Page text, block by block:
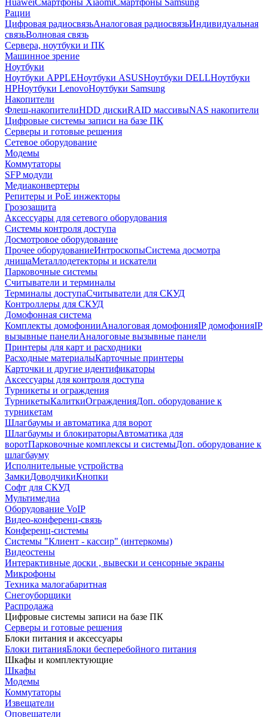
HuaweiСмартфоны XiaomiСмартфоны Samsung
Рации
Цифровая радиосвязьАналоговая радиосвязьИндивидуальная
связьВолновая связь
Сервера, ноутбуки и ПК
Машинное зрение
Ноутбуки
Ноутбуки APPLEНоутбуки ASUSНоутбуки DELLНоутбуки
HPНоутбуки LenovoНоутбуки Samsung
Накопители
Флеш-накопителиHDD дискиRAID массивыNAS накопители
Цифровые системы записи на базе ПК
Серверы и готовые решения
Сетевое оборудование
Модемы
Коммутаторы
SFP модули
Медиаконвертеры
Репитеры и PoE инжекторы
Грозозащита
Аксессуары для сетевого оборудования
Системы контроля доступа
Досмотровое оборудование
Прочее оборудованиеИнтроскопыСистема досмотра
днищаМеталлодетекторы и искатели
Парковочные системы
Считыватели и терминалы
Терминалы доступаСчитыватели для СКУД
Контроллеры для СКУД
Домофонная система
Комплекты домофонииАналоговая домофонияIP домофонияIP
вызывные панелиАналоговые вызывные панели
Принтеры для карт и расходники
Расходные материалыКарточные принтеры
Карточки и другие идентификаторы
Аксессуары для контроля доступа
Турникеты и ограждения
ТурникетыКалиткиОгражденияДоп. оборудование к
турникетам
Шлагбаумы и автоматика для ворот
Шлагбаумы и блокираторыАвтоматика для
воротПарковочные комплексы и системыДоп. оборудование к
шлагбауму
Исполнительные устройства
ЗамкиДоводчикиКнопки
Софт для СКУД
Мультимедиа
Оборудование VoIP
Видео-конференц-связь
Конференц-системы
Системы "Клиент - кассир" (интеркомы)
Видеостены
Интерактивные доски , вывески и сенсорные экраны
Микрофоны
Техника малогабаритная
Снегоуборщики
Распродажа
Цифровые системы записи на базе ПК
Серверы и готовые решения
Блоки питания и аксессуары
Блоки питанияБлоки бесперебойного питания
Шкафы и комплектующие
Шкафы
Модемы
Коммутаторы
Извещатели
Оповещатели